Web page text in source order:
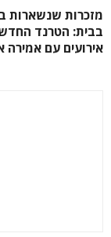
מזכרות שנשארות
בבית: הטרנד
אירועים עם אמירה